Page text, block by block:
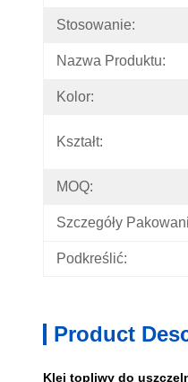
Stosowanie:
Nazwa Produktu:
Kolor:
Kształt:
MOQ:
Szczegóły
Podkreślić:
Product
Klej topliwy do